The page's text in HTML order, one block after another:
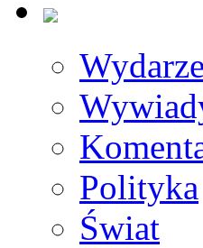
Polityka
Świat